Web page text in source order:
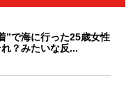
”で海に行った25歳女性
？みたいな反...